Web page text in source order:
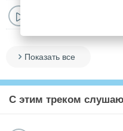
Показать все
С этим треком